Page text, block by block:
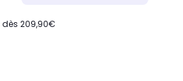
dès 209,90€